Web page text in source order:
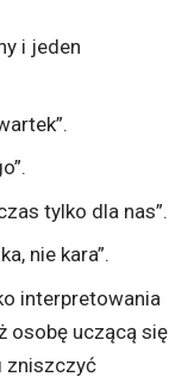
i jeden
tylko dla nas”.
nie kara”.
interpretowania
osobę uczącą się
zniszczyć